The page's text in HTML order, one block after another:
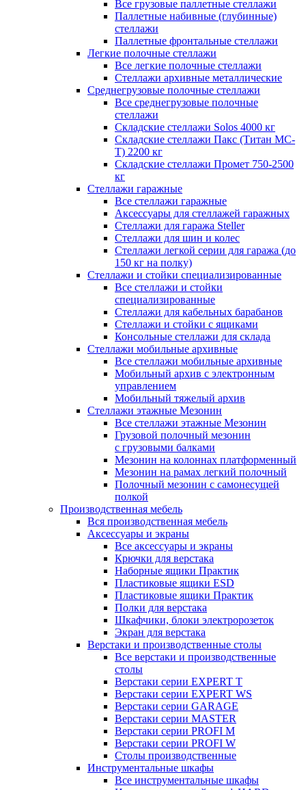
Все грузовые паллетные стеллажи
Паллетные набивные (глубинные)
стеллажи
Паллетные фронтальные стеллажи
Легкие полочные стеллажи
Все легкие полочные стеллажи
Стеллажи архивные металлические
Среднегрузовые полочные стеллажи
Все среднегрузовые полочные
стеллажи
Складские стеллажи Solos 4000 кг
Складские стеллажи Пакс (Титан МС-
Т) 2200 кг
Складские стеллажи Промет 750-2500
кг
Стеллажи гаражные
Все стеллажи гаражные
Аксессуары для стеллажей гаражных
Стеллажи для гаража Steller
Стеллажи для шин и колес
Стеллажи легкой серии для гаража (до
150 кг на полку)
Стеллажи и стойки специализированные
Все стеллажи и стойки
специализированные
Стеллажи для кабельных барабанов
Стеллажи и стойки с ящиками
Консольные стеллажи для склада
Стеллажи мобильные архивные
Все стеллажи мобильные архивные
Мобильный архив с электронным
управлением
Мобильный тяжелый архив
Стеллажи этажные Мезонин
Все стеллажи этажные Мезонин
Грузовой полочный мезонин
с грузовыми балками
Мезонин на колоннах платформенный
Мезонин на рамах легкий полочный
Полочный мезонин с самонесущей
полкой
Производственная мебель
Вся производственная мебель
Аксессуары и экраны
Все аксессуары и экраны
Крючки для верстака
Наборные ящики Практик
Пластиковые ящики ESD
Пластиковые ящики Практик
Полки для верстака
Шкафчики, блоки электророзеток
Экран для верстака
Верстаки и производственные столы
Все верстаки и производственные
столы
Верстаки серии EXPERT T
Верстаки серии EXPERT WS
Верстаки серии GARAGE
Верстаки серии MASTER
Верстаки серии PROFI M
Верстаки серии PROFI W
Столы производственные
Инструментальные шкафы
Все инструментальные шкафы